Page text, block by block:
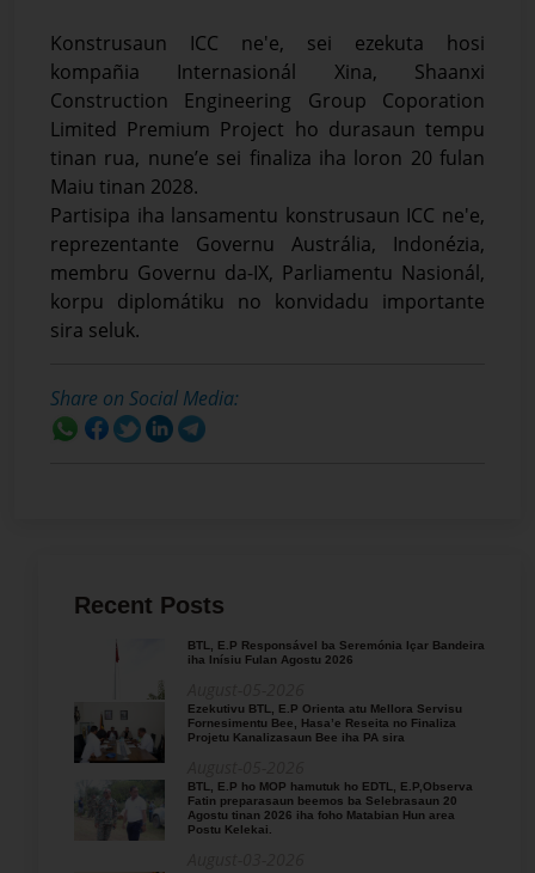
Konstrusaun ICC ne'e, sei ezekuta hosi
kompañia Internasionál Xina, Shaanxi
Construction Engineering Group Coporation
Limited Premium Project ho durasaun tempu
tinan rua, nune’e sei finaliza iha loron 20 fulan
Maiu tinan 2028.
Partisipa iha lansamentu konstrusaun ICC ne'e,
reprezentante Governu Austrália, Indonézia,
membru Governu da-IX, Parliamentu Nasionál,
korpu diplomátiku no konvidadu importante
sira seluk.
Share on Social Media:
Recent Posts
BTL, E.P Responsável ba Seremónia Içar Bandeira
iha Inísiu Fulan Agostu 2026
Ezekutivu BTL, E.P Orienta atu Mellora Servisu
Fornesimentu Bee, Hasa’e Reseita no Finaliza
Projetu Kanalizasaun Bee iha PA sira
BTL, E.P ho MOP hamutuk ho EDTL, E.P,Observa
Fatin preparasaun beemos ba Selebrasaun 20
Agostu tinan 2026 iha foho Matabian Hun area
Postu Kelekai.